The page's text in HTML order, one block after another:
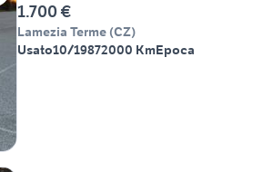
1.700 €
Lamezia Terme (CZ)
Usato10/19872000 KmEpoca